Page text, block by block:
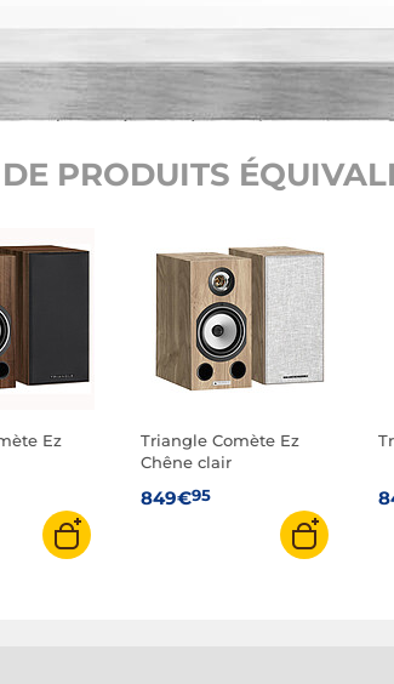
PRODUITS
Ez
Triangle Comète Ez
Chêne clair
849€95